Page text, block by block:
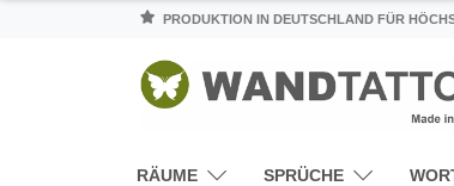
PRODUKTION IN DEUTSCHLAND FÜR
RÄUME SPRÜCHE